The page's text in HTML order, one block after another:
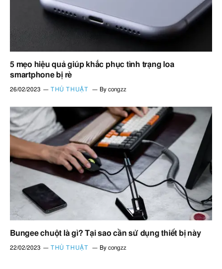
5 mẹo hiệu quả giúp khắc phục tình trạng loa
smartphone bị rè
26/02/2023 THỦ THUẬT By congzz
Bungee chuột là gì? Tại sao cần sử dụng thiết bị này
22/02/2023 THỦ THUẬT By congzz